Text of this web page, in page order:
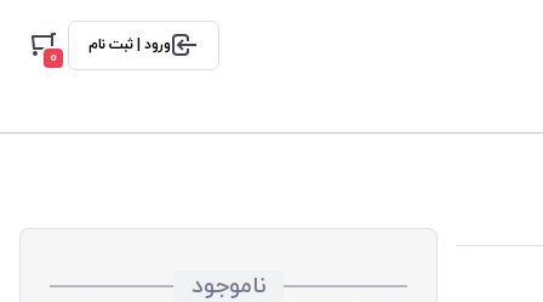
ورود | ثبت نام
0
ناموجود